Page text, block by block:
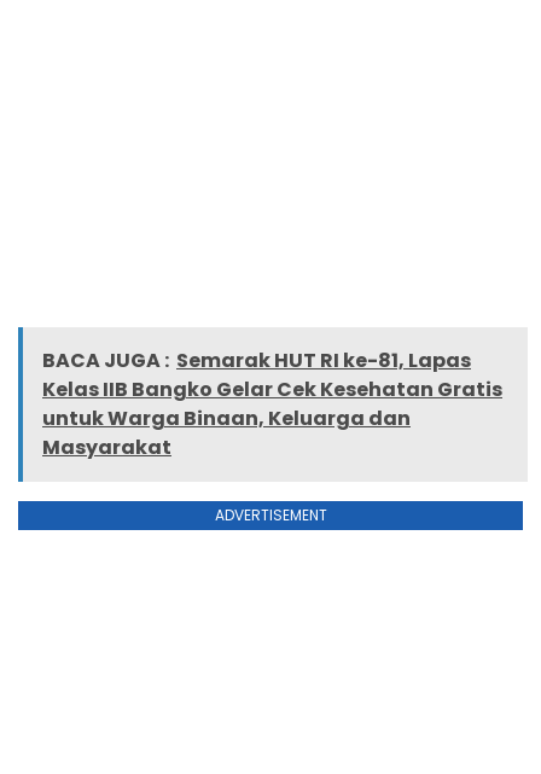
BACA JUGA : Semarak HUT RI ke-81, Lapas
Kelas IIB Bangko Gelar Cek Kesehatan Gratis
untuk Warga Binaan, Keluarga dan
Masyarakat
ADVERTISEMENT